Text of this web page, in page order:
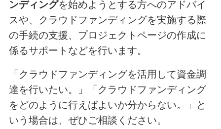
ンディングを始めようとする方へのアドバイ
スや、クラウドファンディングを実施する際
の手続の支援、プロジェクトページの作成に
係るサポートなどを行います。
「クラウドファンディングを活用して資金調
達を行いたい。」「クラウドファンディング
をどのように行えばよいか分からない。」と
いう場合は、ぜひご相談ください。